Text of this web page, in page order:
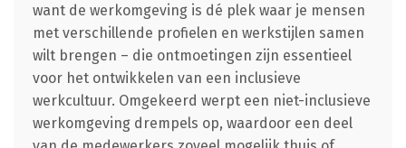
want de werkomgeving is dé plek waar je mensen
met verschillende profielen en werkstijlen samen
wilt brengen – die ontmoetingen zijn essentieel
voor het ontwikkelen van een inclusieve
werkcultuur. Omgekeerd werpt een niet-inclusieve
werkomgeving drempels op, waardoor een deel